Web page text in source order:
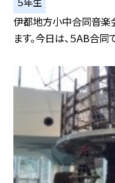
伊都地方小中合同音楽
ます。今日は、５AB合同